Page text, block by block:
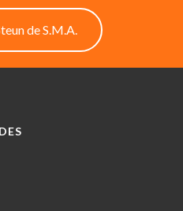
de S.M.A.